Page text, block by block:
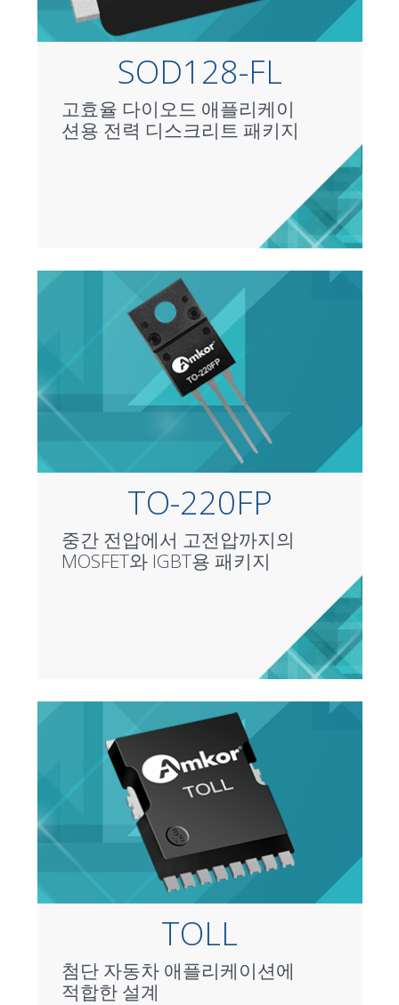
SOD128-FL
고효율 다이오드 애플리케이
션용 전력 디스크리트 패키지
TO-220FP
중간 전압에서 고전압까지의
MOSFET와 IGBT용 패키지
TOLL
첨단 자동차 애플리케이션에
적합한 설계